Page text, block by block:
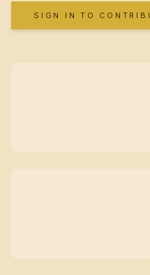
SIGN IN TO